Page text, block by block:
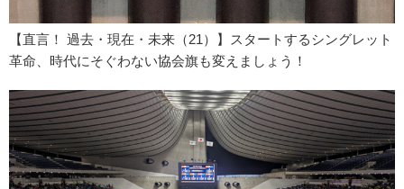
【直言！ 過去・現在・未来（21）】スタートするシングレット
革命、時代にそぐわない協会旗も変えましょう！